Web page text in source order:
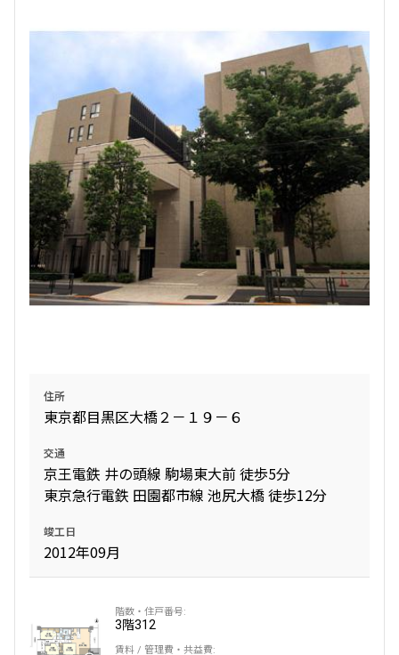
3LDK
専有面積
〜
築年数
指定なし
新築
1年以内
3年以内
駅から徒歩
指定なし
3分以内
5分以内
10分以内
15分以内
他条件
当社限定物件
三井の賃貸物件
申込無し物件のみ表示
ペット可・相談
住所
東京都目黒区大橋２－１９－６
交通
京王電鉄 井の頭線 駒場東大前 徒歩5分
東京急行電鉄 田園都市線 池尻大橋 徒歩12分
竣工日
2012年09月
3階312